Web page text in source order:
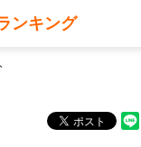
ンキング